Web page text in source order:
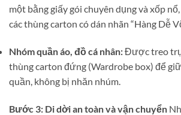
một bằng giấy gói chuyên dụng và xốp
các thùng carton có dán nhãn “Hàng Dễ
Nhóm quần áo, đồ cá nhân:Được treo
thùng carton đứng (Wardrobe box) để
quần, không bị nhăn nhúm.
Bước 3: Di dời an toàn và vận chuyển